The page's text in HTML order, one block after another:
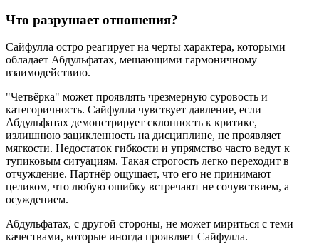
Что разрушает отношения?
Сайфулла остро реагирует на черты характера, которыми
обладает Абдульфатах, мешающими гармоничному
взаимодействию.
"Четвёрка" может проявлять чрезмерную суровость и
категоричность. Сайфулла чувствует давление, если
Абдульфатах демонстрирует склонность к критике,
излишнюю зацикленность на дисциплине, не проявляет
мягкости. Недостаток гибкости и упрямство часто ведут к
тупиковым ситуациям. Такая строгость легко переходит в
отчуждение. Партнёр ощущает, что его не принимают
целиком, что любую ошибку встречают не сочувствием, а
осуждением.
Абдульфатах, с другой стороны, не может мириться с теми
качествами, которые иногда проявляет Сайфулла.